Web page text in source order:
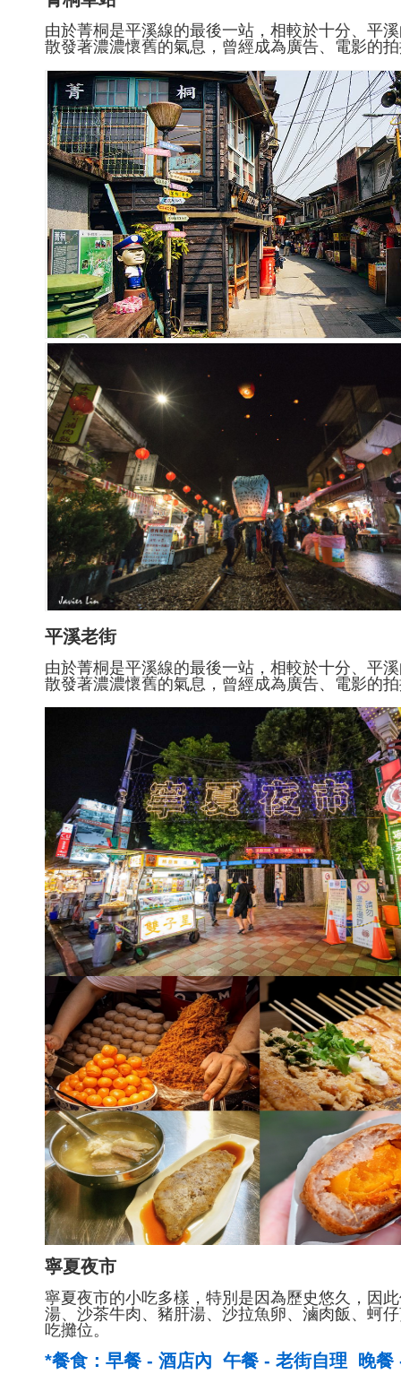
由於菁桐是平溪線的最後一站，相較於十分、平
散發著濃濃懷舊的氣息，曾經成為廣告、電影的
平溪老街
由於菁桐是平溪線的最後一站，相較於十分、平
散發著濃濃懷舊的氣息，曾經成為廣告、電影的
寧夏夜市
寧夏夜市的小吃多樣，特別是因為歷史悠久，因
湯、沙茶牛肉、豬肝湯、沙拉魚卵、滷肉飯、蚵
吃攤位。
*餐食：早餐 - 酒店內 午餐 - 老街自理 晚餐